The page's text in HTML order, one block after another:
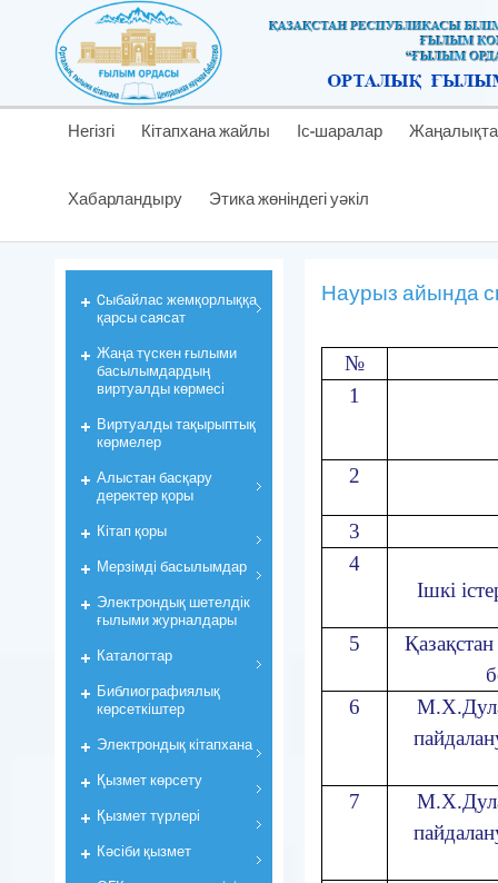
Негізгі Кітапхана жайлы Іс-шаралар
Хабарландыру Этика жөніндегі уәкіл
Наурыз айында
№
1
2
3
4
Ішкі
5
6
7
Cыбайлас жемқорлыққа
қарсы саясат
Жаңа түскен ғылыми
басылымдардың
виртуалды көрмесі
Виртуалды тақырыптық
көрмелер
Алыстан басқару
деректер қоры
Кiтап қоры
Мерзiмдi басылымдар
Электрондық шетелдік
ғылыми журналдары
Каталогтар
Библиографиялық
көрсеткiштер
Электрондық кiтапхана
Қызмет көрсету
Қызмет түрлері
Кәсіби қызмет